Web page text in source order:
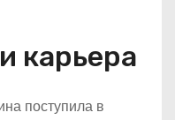
карьера
поступила в